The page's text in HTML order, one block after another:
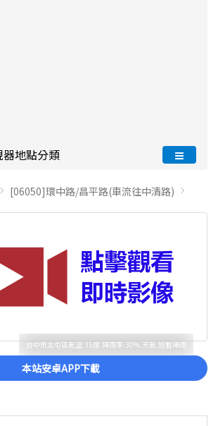
地點分類
[06050]環中路/昌平路(車流往中清路)
台中市北屯區氣溫:35度.降雨率:30%.天氣:短暫陣雨
本站安卓APP下載